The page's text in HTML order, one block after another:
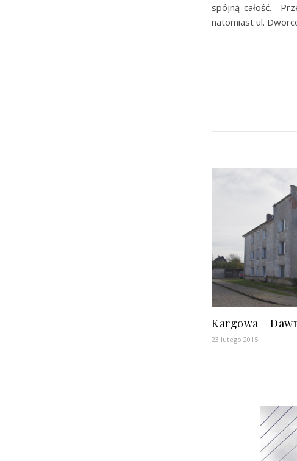
spójną całość.
natomiast ul.
Kargowa –
23 lutego 2015